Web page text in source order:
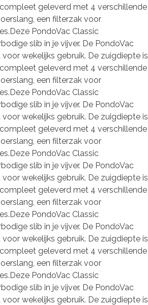
geleverd met 4 verschillende
een filterzak voor
PondoVac Classic
slib in je vijver. De PondoVac
wekelijks gebruik. De zuigdiepte is
geleverd met 4 verschillende
een filterzak voor
PondoVac Classic
slib in je vijver. De PondoVac
wekelijks gebruik. De zuigdiepte is
geleverd met 4 verschillende
een filterzak voor
PondoVac Classic
slib in je vijver. De PondoVac
wekelijks gebruik. De zuigdiepte is
geleverd met 4 verschillende
een filterzak voor
PondoVac Classic
slib in je vijver. De PondoVac
wekelijks gebruik. De zuigdiepte is
geleverd met 4 verschillende
een filterzak voor
PondoVac Classic
slib in je vijver. De PondoVac
wekelijks gebruik. De zuigdiepte is